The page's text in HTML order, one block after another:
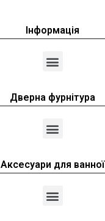
Інформація
Дверна фурнітура
Аксесуари для ванної